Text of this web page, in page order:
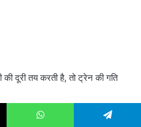
दूरी तय करती है, तो ट्रेन की गति